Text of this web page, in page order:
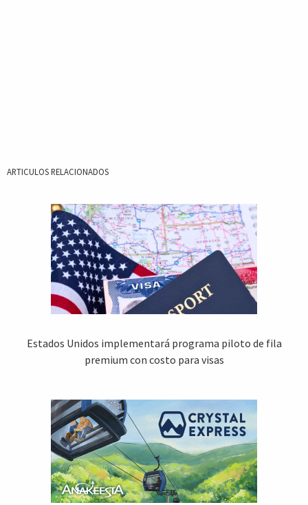
ARTICULOS RELACIONADOS
Estados Unidos implementará programa piloto de fila
premium con costo para visas